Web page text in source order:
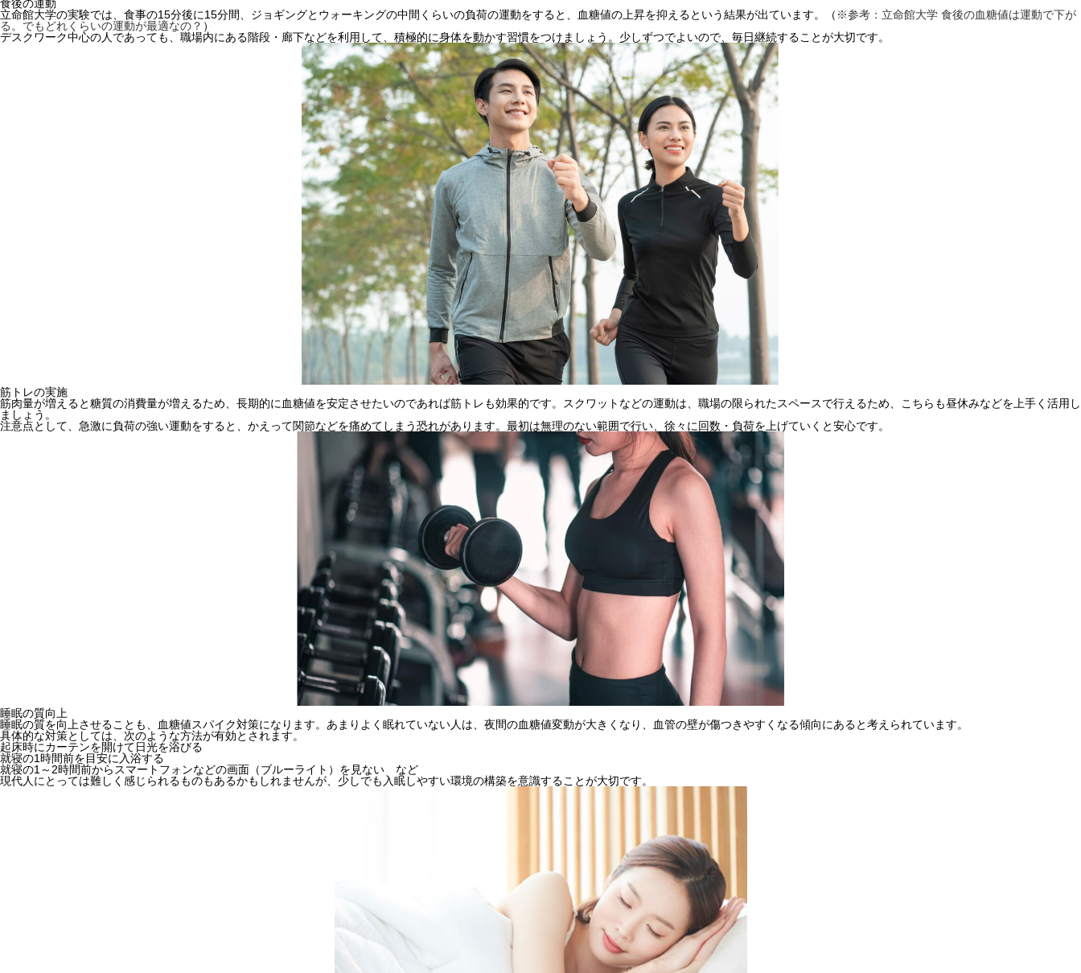
食後の運動
立命館大学の実験では、食事の15分後に15分間、ジョギングとウォーキングの中間くらいの負荷の運動をすると、血糖値の上昇を抑えるという結果が出ています。（ ※参考：立命館大学 食後の血糖値は運動で下が
る。でもどれくらいの運動が最適なの？ ）
デスクワーク中心の人であっても、職場内にある階段・廊下などを利用して、積極的に身体を動かす習慣をつけましょう。少しずつでよいので、毎日継続することが大切です。
筋トレの実施
筋肉量が増えると糖質の消費量が増えるため、長期的に血糖値を安定させたいのであれば筋トレも効果的です。スクワットなどの運動は、職場の限られたスペースで行えるため、こちらも昼休みなどを上手く活用し
ましょう。
注意点として、急激に負荷の強い運動をすると、かえって関節などを痛めてしまう恐れがあります。最初は無理のない範囲で行い、徐々に回数・負荷を上げていくと安心です。
睡眠の質向上
睡眠の質を向上させることも、血糖値スパイク対策になります。あまりよく眠れていない人は、夜間の血糖値変動が大きくなり、血管の壁が傷つきやすくなる傾向にあると考えられています。
具体的な対策としては、次のような方法が有効とされます。
起床時にカーテンを開けて日光を浴びる
就寝の1時間前を目安に入浴する
就寝の1～2時間前からスマートフォンなどの画面（ブルーライト）を見ない など
現代人にとっては難しく感じられるものもあるかもしれませんが、少しでも入眠しやすい環境の構築を意識することが大切です。